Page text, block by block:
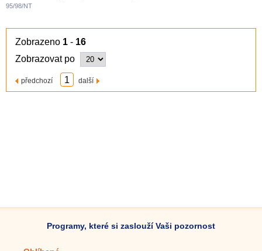
95/98/NT
Zobrazeno 1 - 16
Zobrazovat po
předchozí 1 další
Programy, které si zaslouží Vaši pozornost